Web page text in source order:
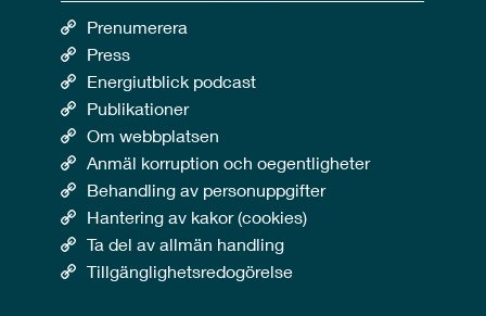
Prenumerera
Press
Energiutblick podcast
Publikationer
Om webbplatsen
Anmäl korruption och oegentligheter
Behandling av personuppgifter
Hantering av kakor (cookies)
Ta del av allmän handling
Tillgänglighetsredogörelse